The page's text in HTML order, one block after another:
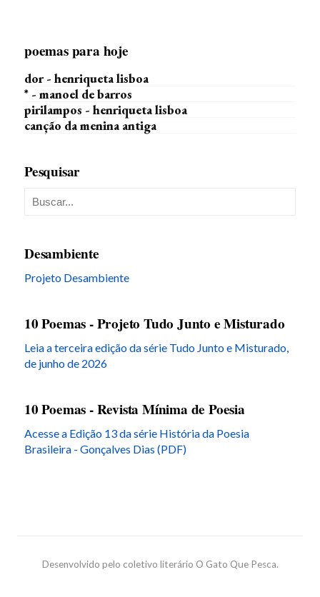
poemas para hoje
dor - henriqueta lisboa
* - manoel de barros
pirilampos - henriqueta lisboa
canção da menina antiga
Pesquisar
Desambiente
Projeto Desambiente
10 Poemas - Projeto Tudo Junto e Misturado
Leia a terceira edição da série Tudo Junto e Misturado,
de junho de 2026
10 Poemas - Revista Mínima de Poesia
Acesse a Edição 13 da série História da Poesia
Brasileira - Gonçalves Dias (PDF)
Desenvolvido pelo coletivo literário O Gato Que Pesca.